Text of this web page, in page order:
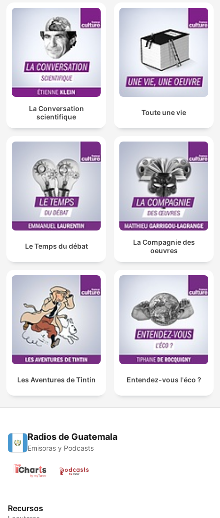
La Conversation
scientifique
Toute une vie
Le Temps du débat
La Compagnie des
oeuvres
Les Aventures de Tintin Entendez-vous l'éco ?
Radios de Guatemala
Emisoras y Podcasts
Recursos